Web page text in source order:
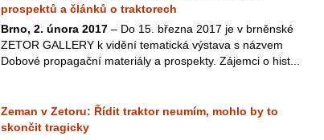
prospektů a článků o traktorech
Brno, 2. února 2017 – Do 15. března 2017 je v brněnské
ZETOR GALLERY k vidění tematická výstava s názvem
Dobové propagační materiály a prospekty. Zájemci o hist...
Zeman v Zetoru: Řídit traktor neumím, mohlo by to
skončit tragicky